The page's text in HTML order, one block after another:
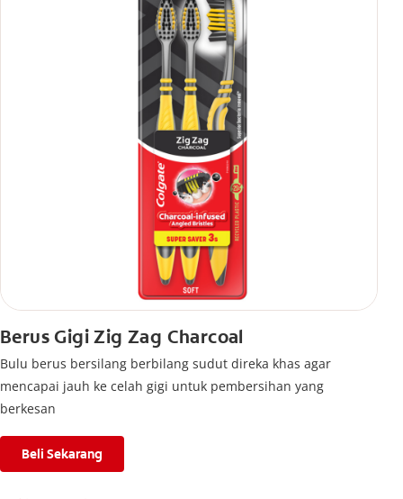
Berus Gigi Zig Zag Charcoal
Bulu berus bersilang berbilang sudut direka khas agar
mencapai jauh ke celah gigi untuk pembersihan yang
berkesan
Beli Sekarang